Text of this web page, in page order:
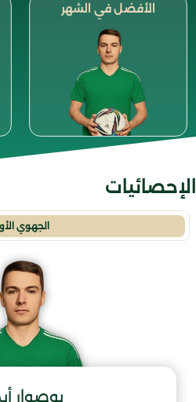
الأفضل في الشهر
الإحصائيات
الجهوي
بوصوار